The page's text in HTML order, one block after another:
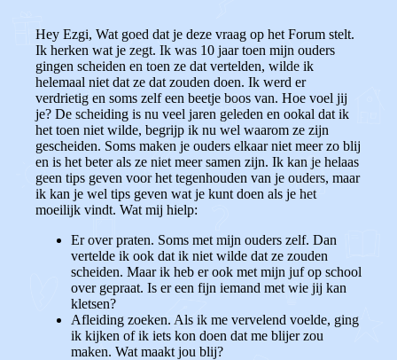
Hey Ezgi, Wat goed dat je deze vraag op het Forum stelt.
Ik herken wat je zegt. Ik was 10 jaar toen mijn ouders
gingen scheiden en toen ze dat vertelden, wilde ik
helemaal niet dat ze dat zouden doen. Ik werd er
verdrietig en soms zelf een beetje boos van. Hoe voel jij
je? De scheiding is nu veel jaren geleden en ookal dat ik
het toen niet wilde, begrijp ik nu wel waarom ze zijn
gescheiden. Soms maken je ouders elkaar niet meer zo blij
en is het beter als ze niet meer samen zijn. Ik kan je helaas
geen tips geven voor het tegenhouden van je ouders, maar
ik kan je wel tips geven wat je kunt doen als je het
moeilijk vindt. Wat mij hielp:
Er over praten. Soms met mijn ouders zelf. Dan
vertelde ik ook dat ik niet wilde dat ze zouden
scheiden. Maar ik heb er ook met mijn juf op school
over gepraat. Is er een fijn iemand met wie jij kan
kletsen?
Afleiding zoeken. Als ik me vervelend voelde, ging
ik kijken of ik iets kon doen dat me blijer zou
maken. Wat maakt jou blij?